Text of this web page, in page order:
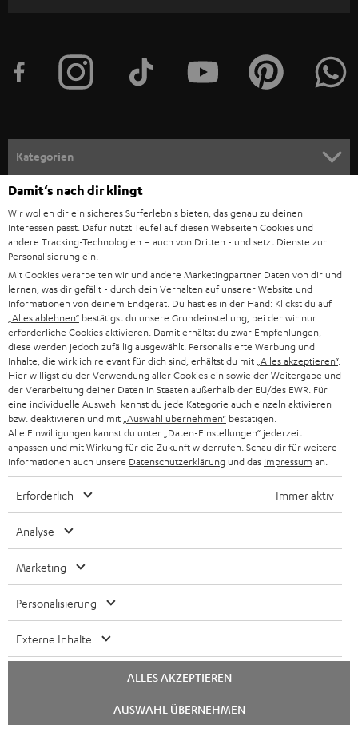
e
n
m
e
l
d
u
n
g
Kategorien
HEIMKINO
HEIMKINO-KOMPLETTANLAGEN
SOUNDBAR
STEREO
SMART HOME
BLUETOOTH-LAUTSPRECHER
KOPFHÖRER
BLUETOOTH-KOPFHÖRER
STEREOANLAGEN
Unternehmen
SUPPORT
KARRIERE
PRESSE & MARKETING
GESCHÄFTSKUNDEN
PARTNERPROGRAMM
BLOG
NEWSLETTER
TEUFEL STORY
UNSER MANAGEMENT
NACHHALTIGKEIT
UNSERE WERTE
GESCHENKGUTSCHEIN
Teufel Onlineshops
DEUTSCHLAND
ÖSTERREICH
SCHWEIZ
NIEDERLANDE
BELGIEN
FRANKREICH
SPANIEN
Entsorgungsgebühren für Batterien sind im Preis inbegriffen.
Damit‘s nach dir klingt
Wir wollen dir ein sicheres Surferlebnis bieten, das genau zu deinen
Interessen passt. Dafür nutzt Teufel auf diesen Webseiten Cookies und
andere Tracking-Technologien – auch von Dritten - und setzt Dienste zur
Personalisierung ein.
Mit Cookies verarbeiten wir und andere Marketingpartner Daten von dir und
lernen, was dir gefällt - durch dein Verhalten auf unserer Website und
Informationen von deinem Endgerät. Du hast es in der Hand: Klickst du auf
„Alles ablehnen“ bestätigst du unsere Grundeinstellung, bei der wir nur
erforderliche Cookies aktivieren. Damit erhältst du zwar Empfehlungen,
diese werden jedoch zufällig ausgewählt. Personalisierte Werbung und
Inhalte, die wirklich relevant für dich sind, erhältst du mit „Alles akzeptieren“.
Hier willigst du der Verwendung aller Cookies ein sowie der Weitergabe und
der Verarbeitung deiner Daten in Staaten außerhalb der EU/des EWR. Für
eine individuelle Auswahl kannst du jede Kategorie auch einzeln aktivieren
bzw. deaktivieren und mit „Auswahl übernehmen“ bestätigen.
Alle Einwilligungen kannst du unter „Daten-Einstellungen“ jederzeit
anpassen und mit Wirkung für die Zukunft widerrufen. Schau dir für weitere
Informationen auch unsere Datenschutzerklärung und das Impressum an.
Erforderlich Immer aktiv
Analyse
Marketing
Personalisierung
Externe Inhalte
ALLES AKZEPTIEREN
AUSWAHL ÜBERNEHMEN